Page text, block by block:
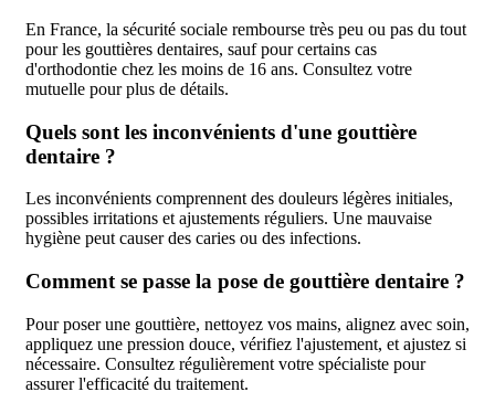
En France, la sécurité sociale rembourse très peu ou pas du tout
pour les gouttières dentaires, sauf pour certains cas
d'orthodontie chez les moins de 16 ans. Consultez votre
mutuelle pour plus de détails.
Quels sont les inconvénients d'une gouttière
dentaire ?
Les inconvénients comprennent des douleurs légères initiales,
possibles irritations et ajustements réguliers. Une mauvaise
hygiène peut causer des caries ou des infections.
Comment se passe la pose de gouttière dentaire ?
Pour poser une gouttière, nettoyez vos mains, alignez avec soin,
appliquez une pression douce, vérifiez l'ajustement, et ajustez si
nécessaire. Consultez régulièrement votre spécialiste pour
assurer l'efficacité du traitement.